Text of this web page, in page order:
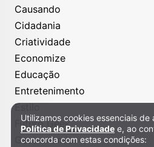
Causando
Cidadania
Criatividade
Economize
Educação
Entretenimento
Estilo
Futuro Geek
Gastronomia
Política de Privacidade e Cookies
Utilizamos cookies essenciais de
Política de Privacidade e, ao
concorda com estas condições: